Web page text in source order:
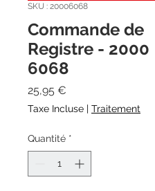
SKU : 20006068
Commande de
Registre - 2000
6068
25,95 €
Taxe Incluse | Traitement
Quantité *